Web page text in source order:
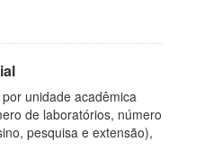
unidade acadêmica
de laboratórios, número
pesquisa e extensão),